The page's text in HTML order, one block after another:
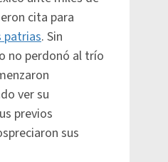
cita para
patrias. Sin
no perdonó al trío
ver su
previos
sus